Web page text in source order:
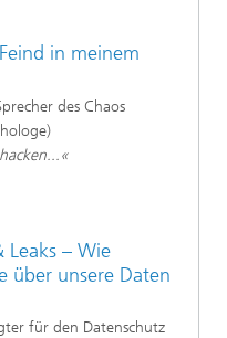
in meinem
des Chaos
Leaks – Wie
über unsere Daten
für den Datenschutz